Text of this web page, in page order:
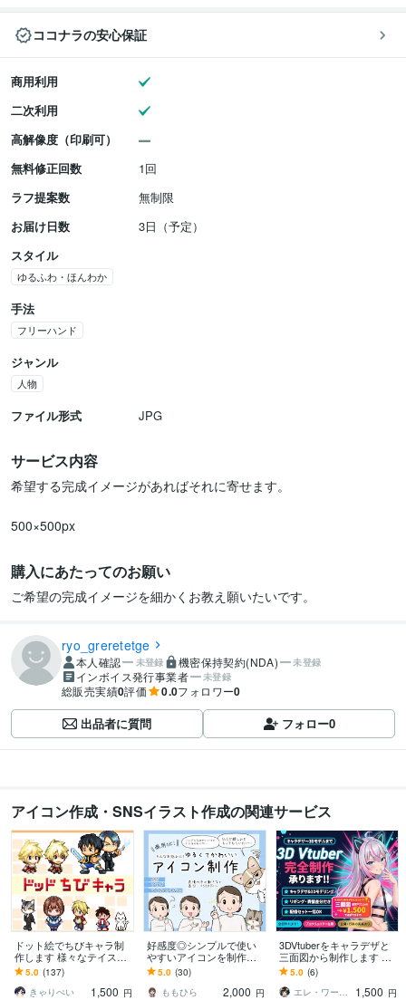
ココナラの安心保証
商用利用
二次利用
高解像度（印刷可）
無料修正回数
1回
ラフ提案数
無制限
お届け日数
3日（予定）
スタイル
ゆるふわ・ほんわか
手法
フリーハンド
ジャンル
人物
ファイル形式 JPG
サービス内容
希望する完成イメージがあればそれに寄せます。
500×500px
購入にあたってのお願い
ご希望の完成イメージを細かくお教え願いたいです。
ryo_greretetge
本人確認 未登録 機密保持契約(NDA) 未登録
インボイス発行事業者 未登録
総販売実績0評価 0.0フォロワー0
出品者に質問 フォロー0
アイコン作成・SNSイラスト作成の関連サービス
ドット絵でちびキャラ制
作します 様々なテイスト
のちびキャラを作成しま
す
5.0 (137)
きゃりぺい
1,500 円
好感度◎シンプルで使い
やすいアイコンを制作し
ます SNSやブログ等 表
情豊かなアイコンで彩り
ます♪
5.0 (30)
ももひら
2,000 円
3DVtuberをキャラデザと
三面図から制作します 配
信画面/背景/ネームロゴ/離
席中/待機中/OP/EDセット
5.0 (6)
エレ・ワークス｜Vtuber制作
1,500 円